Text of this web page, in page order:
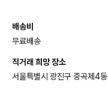
허벅지 32
밑단 22.5
fabric - cotton 100%
배송비
무료배송
직거래 희망 장소
서울특별시 광진구 중곡제4동